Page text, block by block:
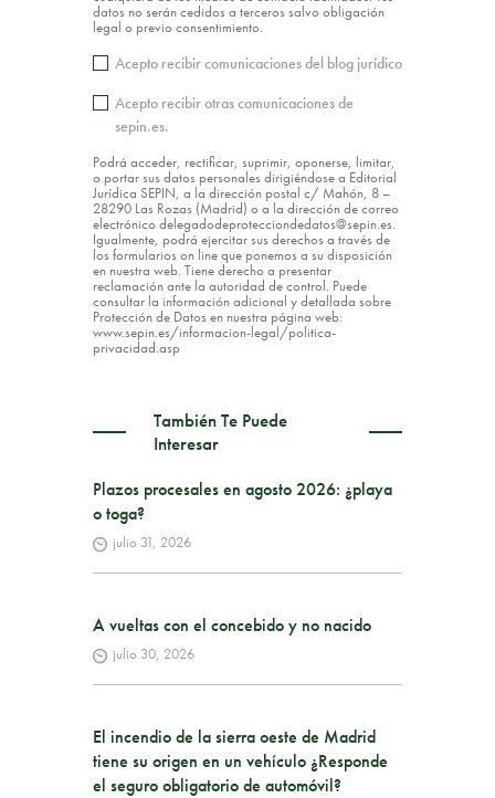
datos no serán cedidos a terceros salvo obligación
legal o previo consentimiento.
Acepto recibir comunicaciones del blog jurídico
Acepto recibir otras comunicaciones de
sepin.es.
Podrá acceder, rectificar, suprimir, oponerse, limitar,
o portar sus datos personales dirigiéndose a Editorial
Jurídica SEPIN, a la dirección postal c/ Mahón, 8 –
28290 Las Rozas (Madrid) o a la dirección de correo
electrónico delegadodeprotecciondedatos@sepin.es.
Igualmente, podrá ejercitar sus derechos a través de
los formularios on line que ponemos a su disposición
en nuestra web. Tiene derecho a presentar
reclamación ante la autoridad de control. Puede
consultar la información adicional y detallada sobre
Protección de Datos en nuestra página web:
www.sepin.es/informacion-legal/politica-
privacidad.asp
También Te Puede
Interesar
Plazos procesales en agosto 2026: ¿playa
o toga?
julio 31, 2026
A vueltas con el concebido y no nacido
julio 30, 2026
El incendio de la sierra oeste de Madrid
tiene su origen en un vehículo ¿Responde
el seguro obligatorio de automóvil?